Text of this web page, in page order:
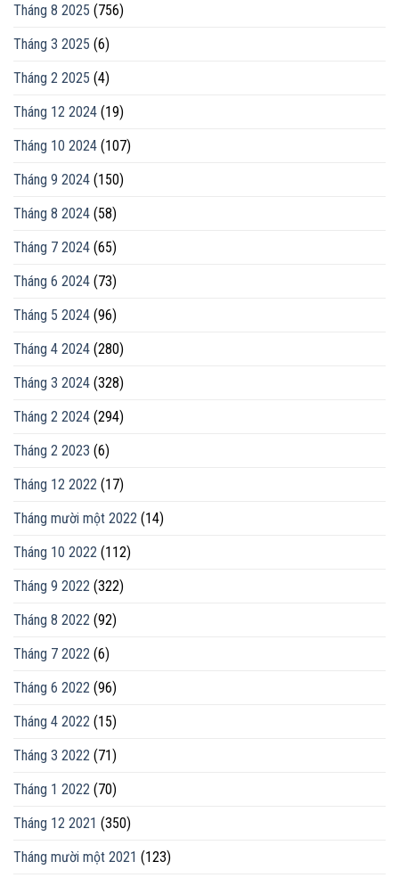
Tháng 8 2025 (756)
Tháng 3 2025 (6)
Tháng 2 2025 (4)
Tháng 12 2024 (19)
Tháng 10 2024 (107)
Tháng 9 2024 (150)
Tháng 8 2024 (58)
Tháng 7 2024 (65)
Tháng 6 2024 (73)
Tháng 5 2024 (96)
Tháng 4 2024 (280)
Tháng 3 2024 (328)
Tháng 2 2024 (294)
Tháng 2 2023 (6)
Tháng 12 2022 (17)
Tháng mười một 2022 (14)
Tháng 10 2022 (112)
Tháng 9 2022 (322)
Tháng 8 2022 (92)
Tháng 7 2022 (6)
Tháng 6 2022 (96)
Tháng 4 2022 (15)
Tháng 3 2022 (71)
Tháng 1 2022 (70)
Tháng 12 2021 (350)
Tháng mười một 2021 (123)